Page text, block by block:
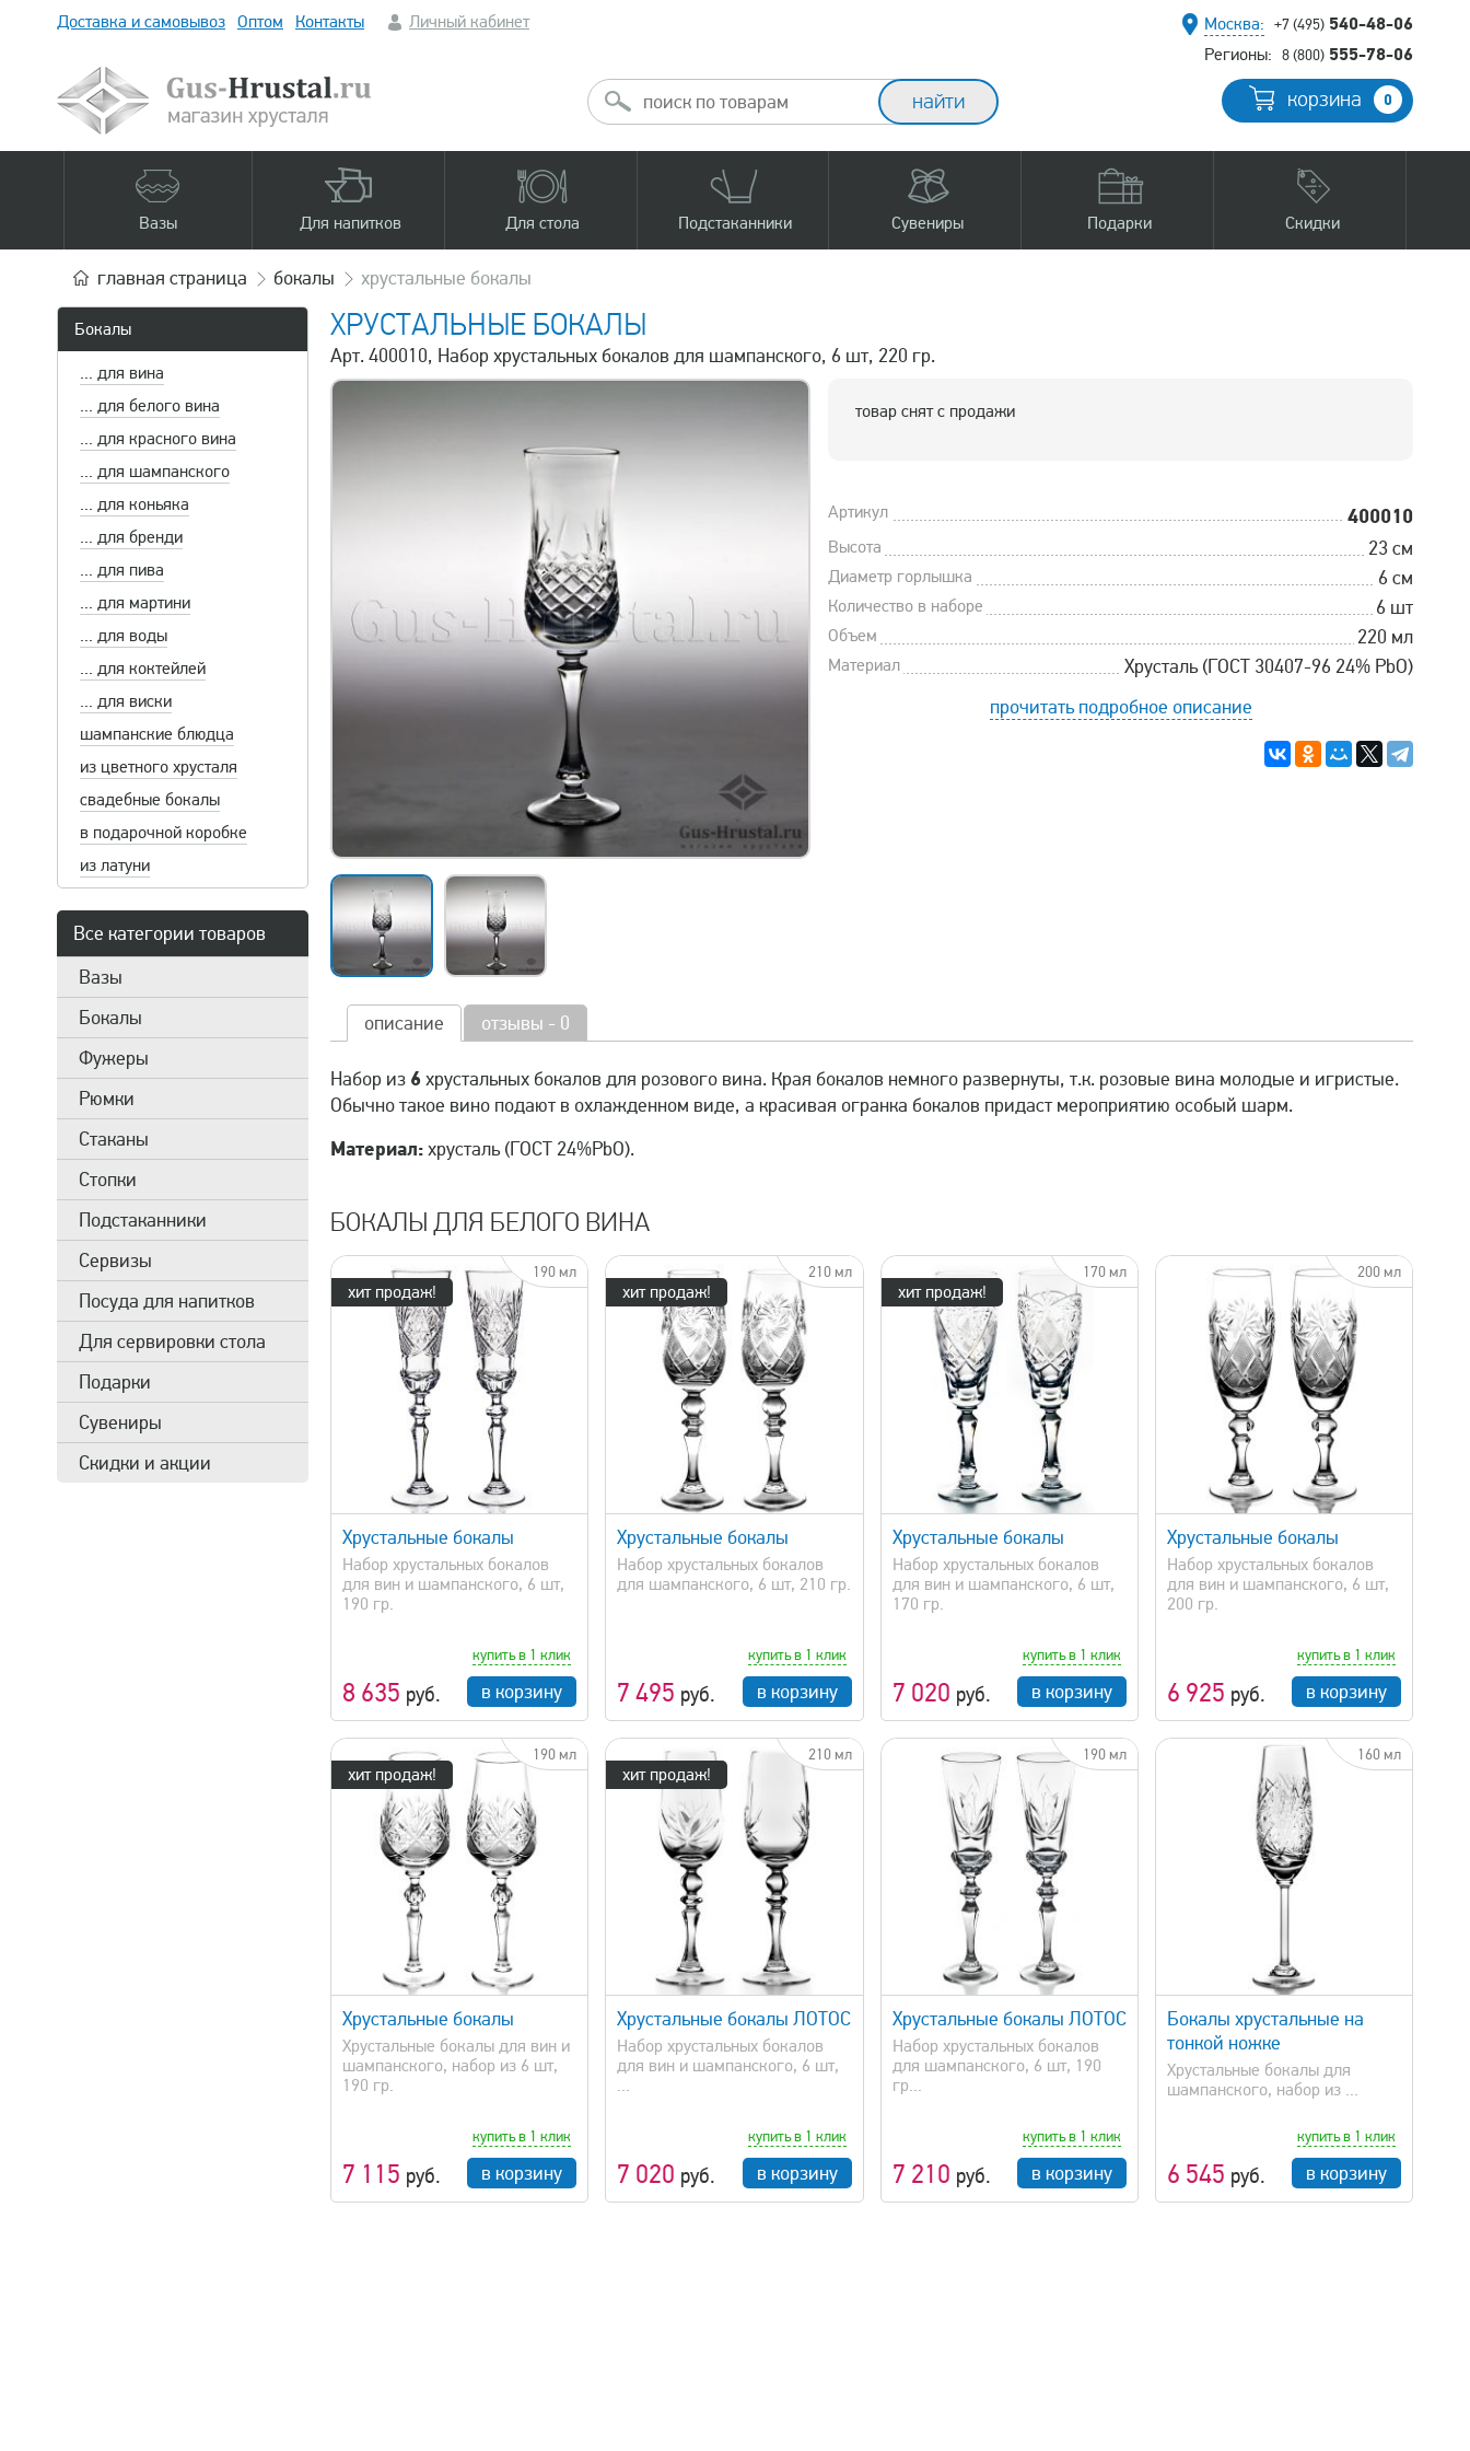
Доставка и самовывоз Оптом Контакты Личный кабинет Москва: +7 (495) 540-48-06
Регионы: 8 (800) 555-78-06
корзина 0
Вазы Для напитков Для стола Подстаканники Сувениры Подарки Скидки
главная страница бокалы хрустальные бокалы
Бокалы
... для вина
... для белого вина
... для красного вина
... для шампанского
... для коньяка
... для бренди
... для пива
... для мартини
... для воды
... для коктейлей
... для виски
шампанские блюдца
из цветного хрусталя
свадебные бокалы
в подарочной коробке
из латуни
Все категории товаров
Вазы
Бокалы
Фужеры
Рюмки
Стаканы
Стопки
Подстаканники
Сервизы
Посуда для напитков
Для сервировки стола
Подарки
Сувениры
Скидки и акции
ХРУСТАЛЬНЫЕ БОКАЛЫ
Арт. 400010, Набор хрустальных бокалов для шампанского, 6 шт, 220 гр.
товар снят с продажи
Артикул 400010
Высота 23 см
Диаметр горлышка 6 см
Количество в наборе 6 шт
Объем 220 мл
Материал
Хрусталь (ГОСТ 30407-96 24% PbO)
прочитать подробное описание
описание отзывы - 0
Набор из 6 хрустальных бокалов для розового вина. Края бокалов немного развернуты, т.к. розовые вина молодые и игристые.
Обычно такое вино подают в охлажденном виде, а красивая огранка бокалов придаст мероприятию особый шарм.
Материал:хрусталь (ГОСТ 24%PbO).
БОКАЛЫ ДЛЯ БЕЛОГО ВИНА
хит продаж!
190 мл
Хрустальные бокалы
Набор хрустальных бокалов
для вин и шампанского, 6 шт,
190 гр.
8 635 руб.
купить в 1 клик
в корзину
хит продаж!
210 мл
быстрый просмотр
Хрустальные бокалы
Набор хрустальных бокалов
для шампанского, 6 шт, 210 гр.
7 495 руб.
купить в 1 клик
в корзину
хит продаж!
170 мл
быстрый просмотр
Хрустальные бокалы
Набор хрустальных бокалов
для вин и шампанского, 6 шт,
170 гр.
7 020 руб.
купить в 1 клик
в корзину
200 мл
быстрый просмотр
Хрустальные бокалы
Набор хрустальных бокалов
для вин и шампанского, 6 шт,
200 гр.
6 925 руб.
купить в 1 клик
в корзину
хит продаж!
190 мл
Хрустальные бокалы
Хрустальные бокалы для вин и
шампанского, набор из 6 шт,
190 гр.
7 115 руб.
купить в 1 клик
в корзину
хит продаж!
210 мл
быстрый просмотр
Хрустальные бокалы ЛОТОС
Набор хрустальных бокалов
для вин и шампанского, 6 шт,
...
7 020 руб.
купить в 1 клик
в корзину
190 мл
быстрый просмотр
Хрустальные бокалы ЛОТОС
Набор хрустальных бокалов
для шампанского, 6 шт, 190
гр...
7 210 руб.
купить в 1 клик
в корзину
160 мл
быстрый просмотр
Бокалы хрустальные на
тонкой ножке
Xрустальные бокалы для
шампанского, набор из ...
6 545 руб.
купить в 1 клик
в корзину